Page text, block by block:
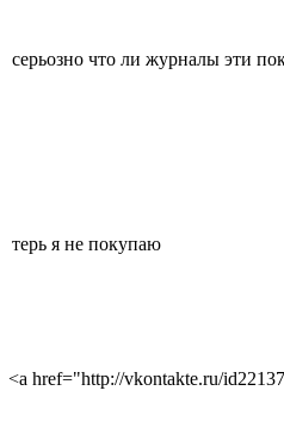
cерьозно что ли журналы эти
терь я не покупаю
<a href="http://vkontakte.ru/